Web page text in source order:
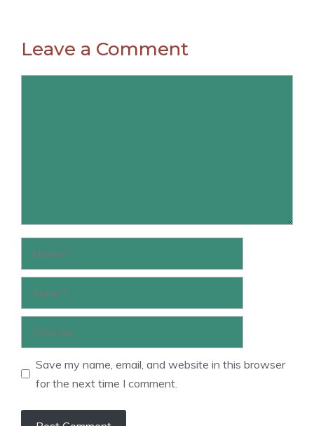
Leave a Comment
Save my name, email, and website in this browser
for the next time I comment.